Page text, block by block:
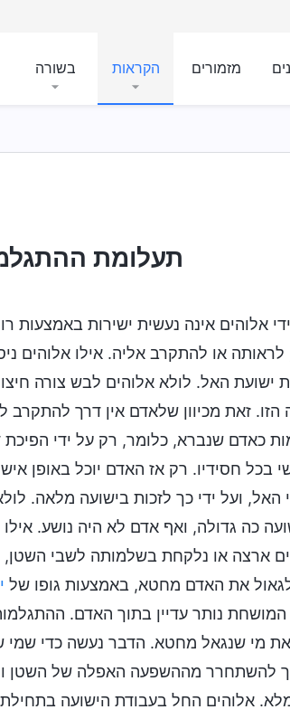
מזמורים הקראות בשורה
תעלומת
אלוהים אינה נעשית ישירות באמצעות
או להתקרב אליה. אילו אלוהים
ישועת האל. לולא אלוהים לבש צורה
זאת מכיוון שלאדם אין דרך
כאדם שנברא, כלומר, רק על ידי
בכל חסידיו. רק אז האדם יוכל באופן
האל, ועל ידי כך לזכות בישועה מלאה.
כה גדולה, ואף אדם לא היה נושע.
ארצה או נלקחת בשלמותה לשבי
את האדם מחטא, באמצעות גופו של
נותר עדיין בתוך האדם.
את מי שנגאל מחטא. הדבר נעשה כדי שמי
להשתחרר מההשפעה האפלה של השטן
אלוהים החל בעבודת הישועה